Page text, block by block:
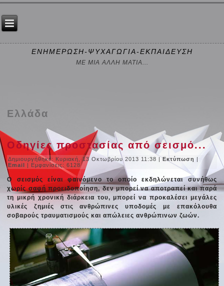
ΕΝΗΜΕΡΩΣΗ-ΨΥΧΑΓΩΓΙΑ-ΕΚΠΑΙΔΕΥΣΗ
ΜΕ ΜΙΑ ΑΛΛΗ ΜΑΤΙΑ...
Ελλάδα
Οδηγίες προστασίας από σεισμό...
Δημιουργήθηκε: Κυριακή, 13 Οκτωβρίου 2013 11:38 |Εκτύπωση |
Email | Εμφανίσεις: 6128
Ο σεισμός είναι φαινόμενο το οποίο εκδηλώνεται συνήθως
χωρίς σαφή προειδοποίηση, δεν μπορεί να αποτραπεί και παρά
τη μικρή χρονική διάρκεια του, μπορεί να προκαλέσει μεγάλες
υλικές ζημιές στις ανθρώπινες υποδομές με επακόλουθα
σοβαρούς τραυματισμούς και απώλειες ανθρώπινων ζωών.